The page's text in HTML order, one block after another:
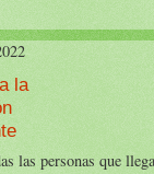
la
las personas que